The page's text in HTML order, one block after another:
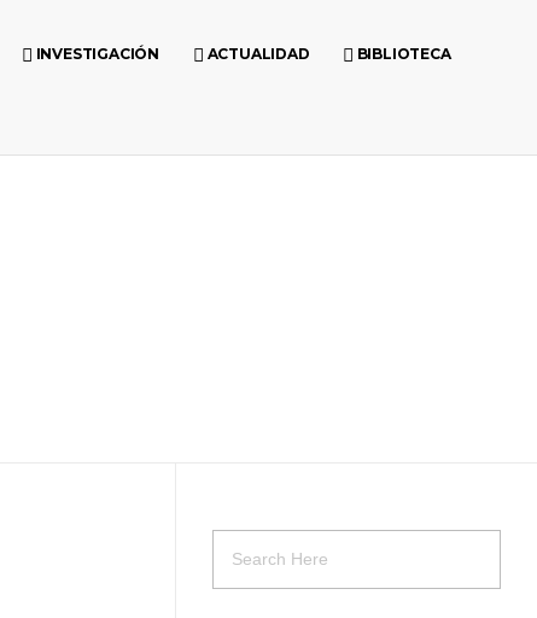
INVESTIGACIÓN ACTUALIDAD BIBLIOTECA